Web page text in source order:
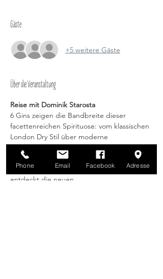
Gäste
+5 weitere Gäste
Über die Veranstaltung
Reise mit Dominik Starosta
6 Gins zeigen die Bandbreite dieser
facettenreichen Spirituose: vom klassischen
London Dry Stil über moderne
Interpretationen bis hin zu besonderen
Botanicals. Lernt die
Charakterunterschiede kennen und
entdeckt die neuen
Phone Email Facebook Adresse